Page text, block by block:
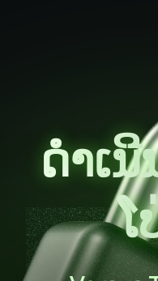
ດຳເ
ໂ
Versus